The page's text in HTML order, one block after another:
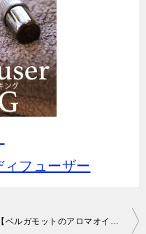
フューザー
【ベルガモットのアロマオイル／精油】効能やおすすめブレンドを紹介